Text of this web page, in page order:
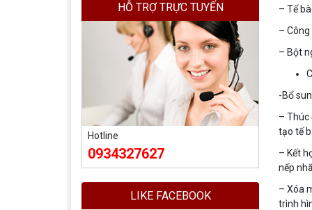
– Tế
–
– Bột
-Bổ
– Thúc
tạo tế
– Kết
nếp
– Xóa
trình
HỖ TRỢ TRỰC TUYẾN
Hotline
0934327627
LIKE FACEBOOK